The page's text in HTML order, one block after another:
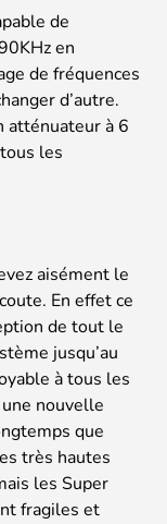
de
en
de fréquences
d’autre.
atténuateur à 6
les
aisément le
En effet ce
de tout le
jusqu’au
à tous les
nouvelle
que
très hautes
les Super
fragiles et